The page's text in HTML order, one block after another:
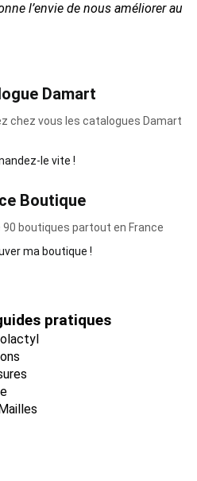
l’envie de nous améliorer au
Damart
chez vous les catalogues Damart
le vite !
Boutique
90 boutiques partout en France
ma boutique !
pratiques